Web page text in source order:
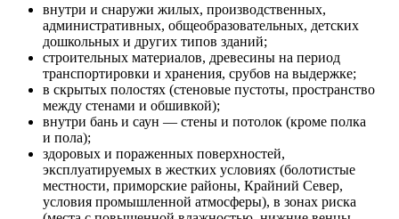
внутри и снаружи жилых, производственных,
административных, общеобразовательных, детских
дошкольных и других типов зданий;
строительных материалов, древесины на период
транспортировки и хранения, срубов на выдержке;
в скрытых полостях (стеновые пустоты, пространство
между стенами и обшивкой);
внутри бань и саун — стены и потолок (кроме полка
и пола);
здоровых и пораженных поверхностей,
эксплуатируемых в жестких условиях (болотистые
местности, приморские районы, Крайний Север,
условия промышленной атмосферы), в зонах риска